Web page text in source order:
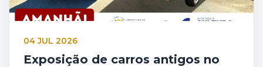
04 JUL 2026
Exposição de carros antigos no